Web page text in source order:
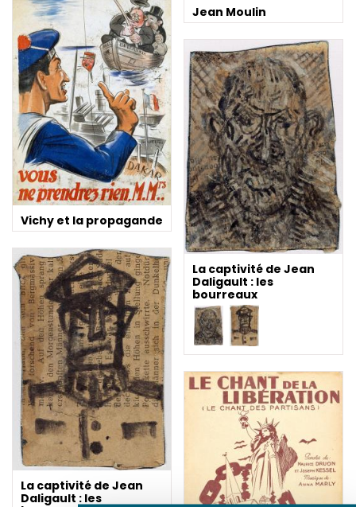
Jean Moulin
Vichy et la propagande
La captivité de Jean
Daligault : les
bourreaux
La captivité de Jean
Daligault : les